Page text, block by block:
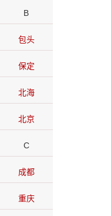
B
包头
保定
北海
北京
C
成都
重庆